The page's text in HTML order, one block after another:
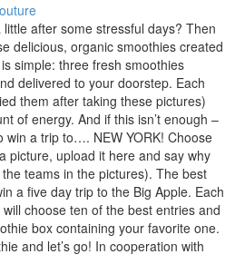
after some stressful days? Then
delicious, organic smoothies created
simple: three fresh smoothies
delivered to your doorstep. Each
them after taking these pictures)
of energy. And if this isn’t enough –
win a trip to…. NEW YORK! Choose
picture, upload it here and say why
teams in the pictures). The best
a five day trip to the Big Apple. Each
choose ten of the best entries and
box containing your favorite one.
and let’s go! In cooperation with